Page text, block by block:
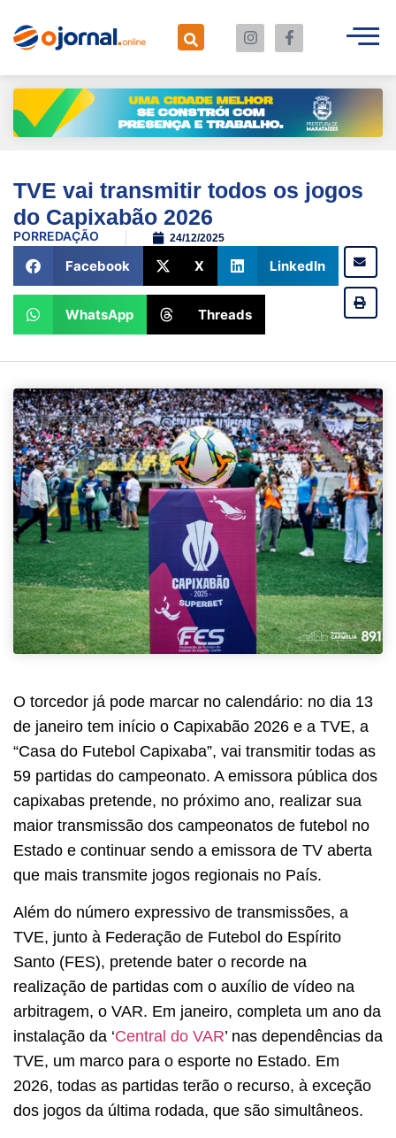
TVE vai transmitir todos os jogos
do Capixabão 2026
PORREDAÇÃO 24/12/2025
Facebook X LinkedIn
WhatsApp Threads
O torcedor já pode marcar no calendário: no dia 13
de janeiro tem início o Capixabão 2026 e a TVE, a
“Casa do Futebol Capixaba”, vai transmitir todas as
59 partidas do campeonato. A emissora pública dos
capixabas pretende, no próximo ano, realizar sua
maior transmissão dos campeonatos de futebol no
Estado e continuar sendo a emissora de TV aberta
que mais transmite jogos regionais no País.
Além do número expressivo de transmissões, a
TVE, junto à Federação de Futebol do Espírito
Santo (FES), pretende bater o recorde na
realização de partidas com o auxílio de vídeo na
arbitragem, o VAR. Em janeiro, completa um ano da
instalação da ‘Central do VAR’ nas dependências da
TVE, um marco para o esporte no Estado. Em
2026, todas as partidas terão o recurso, à exceção
dos jogos da última rodada, que são simultâneos.